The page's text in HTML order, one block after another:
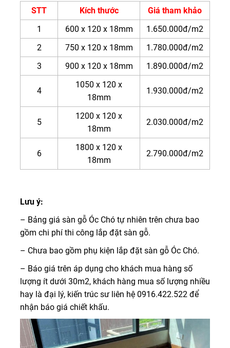
STT Kích thước
Giá tham khảo
1
600 x 120 x 18mm
1.650.000đ/m2
2
750 x 120 x 18mm
1.780.000đ/m2
3
900 x 120 x 18mm 1.890.000đ/m2
4
1050 x 120 x
18mm
1.930.000đ/m2
5
1200 x 120 x
18mm
2.030.000đ/m2
6
1800 x 120 x
18mm
2.790.000đ/m2
Lưu ý:
– Bảng giá sàn gỗ Óc Chó tự nhiên trên chưa bao
gồm chi phí thi công lắp đặt sàn gỗ.
– Chưa bao gồm phụ kiện lắp đặt sàn gỗ Óc Chó.
– Báo giá trên áp dụng cho khách mua hàng số
lượng ít dưới 30m2, khách hàng mua số lượng nhiều
hay là đại lý, kiến trúc sư liên hệ 0916.422.522 để
nhận báo giá chiết khấu.